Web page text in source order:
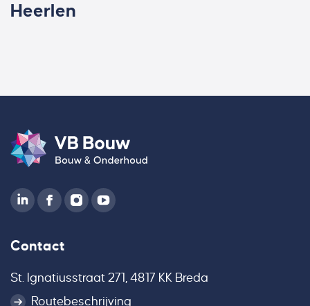
Heerlen
Contact
St. Ignatiusstraat 271, 4817 KK Breda
Routebeschrijving